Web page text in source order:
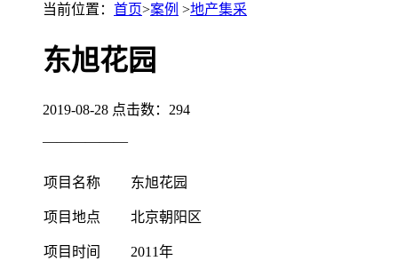
当前位置： 首页>案例 >地产集采
东旭花园
2019-08-28 点击数： 294
——————
项目名称 东旭花园
项目地点 北京朝阳区
项目时间 2011年